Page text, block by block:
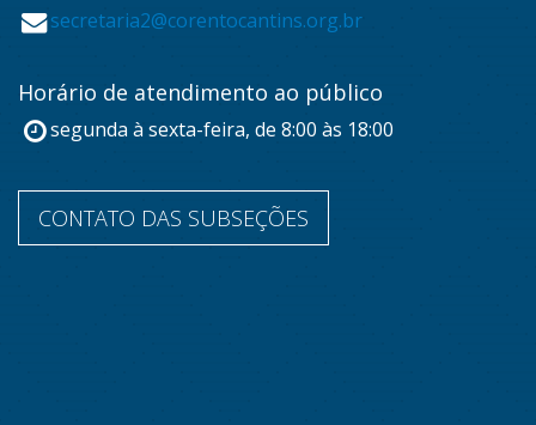
secretaria2@corentocantins.org.br
Horário de atendimento ao público
segunda à sexta-feira, de 8:00 às 18:00
CONTATO DAS SUBSEÇÕES